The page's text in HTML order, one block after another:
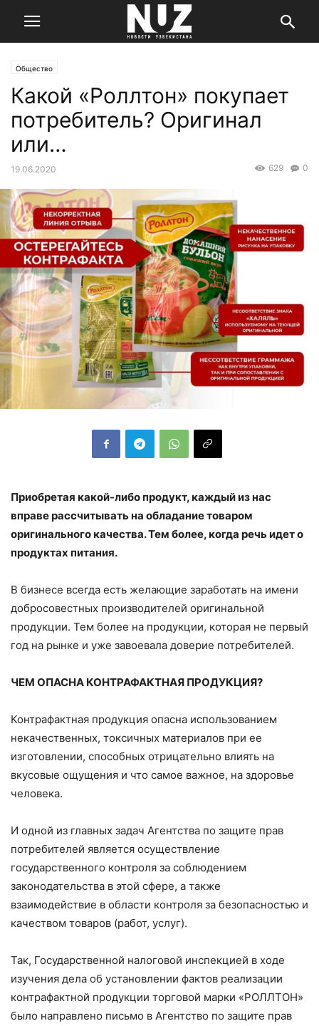
Общество
Какой «Роллтон» покупает
потребитель? Оригинал
или…
19.06.2020 0
629
Приобретая какой-либо продукт, каждый из нас
вправе рассчитывать на обладание товаром
оригинального качества. Тем более, когда речь идет о
продуктах питания.
В бизнесе всегда есть желающие заработать на имени
добросовестных производителей оригинальной
продукции. Тем более на продукции, которая не первый
год на рынке и уже завоевала доверие потребителей.
ЧЕМ ОПАСНА КОНТРАФАКТНАЯ ПРОДУКЦИЯ?
Контрафактная продукция опасна использованием
некачественных, токсичных материалов при ее
изготовлении, способных отрицательно влиять на
вкусовые ощущения и что самое важное, на здоровье
человека.
И одной из главных задач Агентства по защите прав
потребителей является осуществление
государственного контроля за соблюдением
законодательства в этой сфере, а также
взаимодействие в области контроля за безопасностью и
качеством товаров (работ, услуг).
Так, Государственной налоговой инспекцией в ходе
изучения дела об установлении фактов реализации
контрафактной продукции торговой марки «РОЛЛТОН»
было направлено письмо в Агентство по защите прав